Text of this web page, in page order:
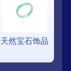
天然宝石饰品